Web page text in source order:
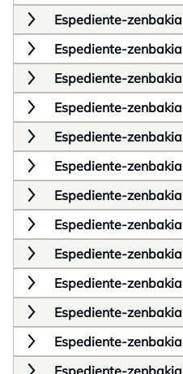
Espediente-zenbakia
Espediente-zenbakia
Espediente-zenbakia
Espediente-zenbakia
Espediente-zenbakia
Espediente-zenbakia
Espediente-zenbakia
Espediente-zenbakia
Espediente-zenbakia
Espediente-zenbakia
Espediente-zenbakia
Espediente-zenbakia
Espediente-zenbakia